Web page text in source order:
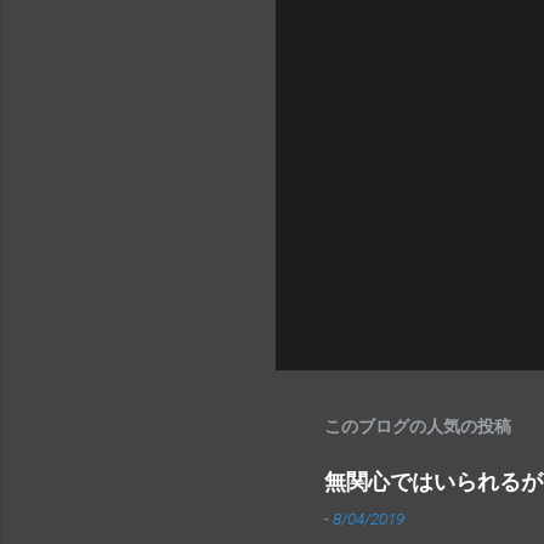
このブログの人気の投稿
無関心ではいられる
-8/04/2019